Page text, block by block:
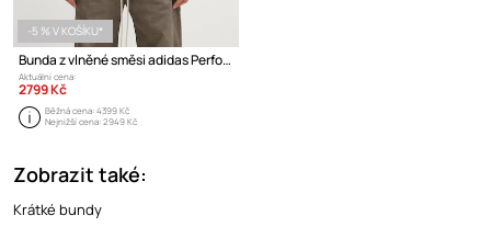
-5 % V KOŠÍKU*
Bunda z vlněné směsi adidas Performance FC Bayern Muenchen VRCT Jacket
Aktuální cena:
2799 Kč
Běžná cena:4399 Kč
Nejnižší cena:2949 Kč
Zobrazit také:
Krátké bundy